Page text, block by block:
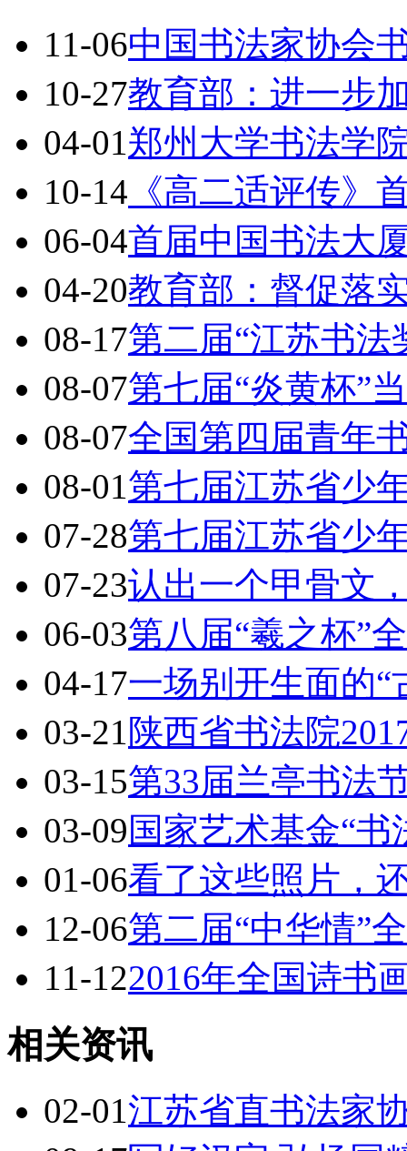
11-06中国书法家协会
10-27教育部：进一步
04-01郑州大学书法学
10-14 《高二适评传》
06-04首届中国书法大
04-20教育部：督促落
08-17第二届“江苏书
08-07第七届“炎黄杯”
08-07全国第四届青年
08-01第七届江苏省少
07-28第七届江苏省少
07-23认出一个甲骨文
06-03第八届“羲之杯”
04-17一场别开生面的“
03-21陕西省书法院
03-15第33届兰亭书法
03-09国家艺术基金“
01-06看了这些照片，
12-06第二届“中华情”
11-122016年全国诗书
相关资讯
02-01江苏省直书法家